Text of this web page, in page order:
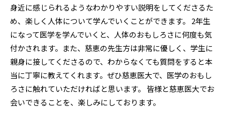
身近に感じられるようなわかりやすい説明をしてくださるた
め、楽しく人体について学んでいくことができます。 2年生
になって医学を学んでいくと、人体のおもしろさに何度も気
付かされます。また、慈恵の先生方は非常に優しく、学生に
親身に接してくださるので、わからなくても質問をすると本
当に丁寧に教えてくれます。ぜひ慈恵医大で、医学のおもし
ろさに触れていただければと思います。 皆様と慈恵医大でお
会いできることを、楽しみにしております。